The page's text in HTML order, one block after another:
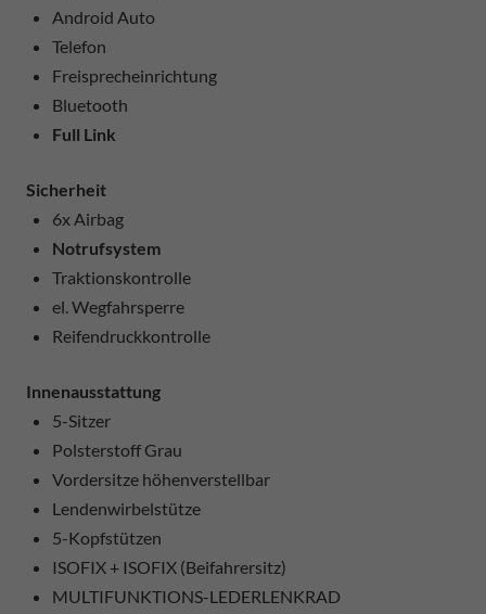
Android Auto
Telefon
Freisprecheinrichtung
Bluetooth
Full Link
Sicherheit
6x Airbag
Notrufsystem
Traktionskontrolle
el. Wegfahrsperre
Reifendruckkontrolle
Innenausstattung
5-Sitzer
Polsterstoff Grau
Vordersitze höhenverstellbar
Lendenwirbelstütze
5-Kopfstützen
ISOFIX + ISOFIX (Beifahrersitz)
MULTIFUNKTIONS-LEDERLENKRAD